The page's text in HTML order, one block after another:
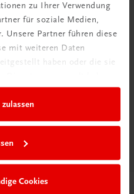
zu Ihrer Verwendung
für soziale Medien,
Unsere Partner führen diese
mit weiteren Daten
haben oder die sie
Cookies